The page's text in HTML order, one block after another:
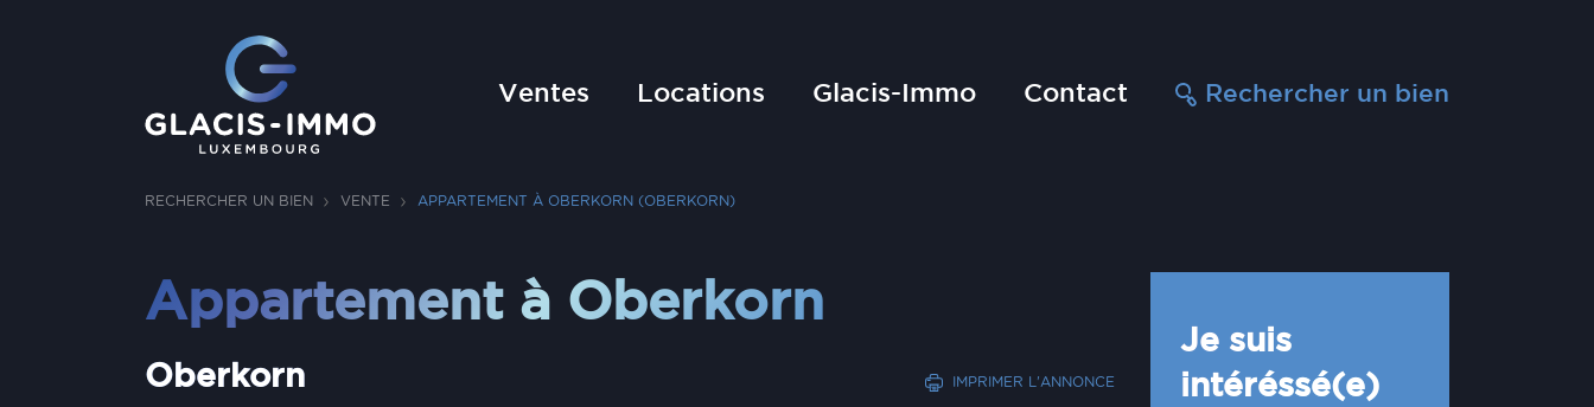
Ventes Locations Glacis-Immo Contact Rechercher un bien
RECHERCHER UN BIEN VENTE APPARTEMENT À OBERKORN (OBERKORN)
Appartement à Oberkorn
Oberkorn IMPRIMER L'ANNONCE
Je suis
intéréssé(e)